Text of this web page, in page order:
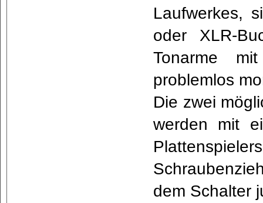
Laufwerkes,
oder XLR-
Tonarme
problemlos
Die zwei
werden mit
dem Schalter